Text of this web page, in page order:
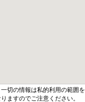
切の情報は私的利用の範囲を
ますのでご注意ください。